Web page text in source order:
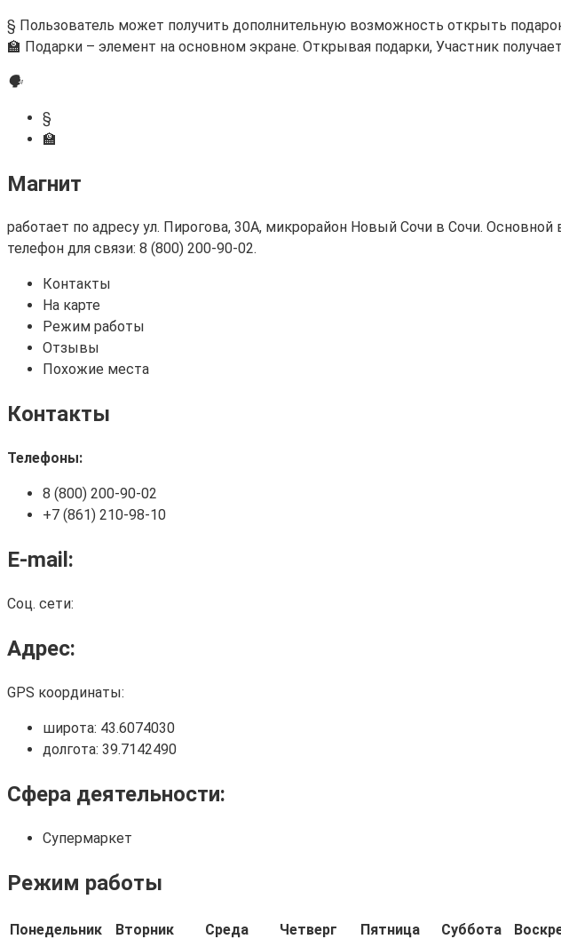
§ Пользователь может получить дополнительную возможность открыть
🏫 Подарки – элемент на основном экране. Открывая подарки, Участник
🗣
§
🏫
Магнит
работает по адресу ул. Пирогова, 30А, микрорайон Новый Сочи в Сочи.
телефон для связи: 8 (800) 200-90-02.
Контакты
На карте
Режим работы
Отзывы
Похожие места
Контакты
Телефоны:
8 (800) 200-90-02
+7 (861) 210-98-10
E-mail:
Соц. сети:
Адрес:
GPS координаты:
широта: 43.6074030
долгота: 39.7142490
Сфера деятельности:
Супермаркет
Режим работы
Понедельник Вторник Среда Четверг Пятница Суббота